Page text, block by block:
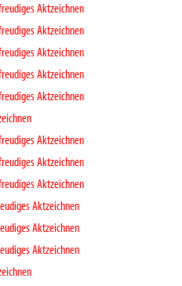
Aktzeichnen
Aktzeichnen
Aktzeichnen
Aktzeichnen
Aktzeichnen
Aktzeichnen
Aktzeichnen
Aktzeichnen
Aktzeichnen
Aktzeichnen
Aktzeichnen